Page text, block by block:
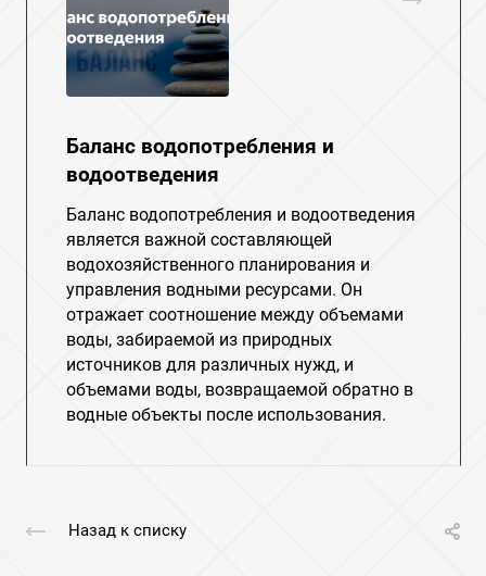
Баланс водопотребления и
водоотведения
Баланс водопотребления и водоотведения
является важной составляющей
водохозяйственного планирования и
управления водными ресурсами. Он
отражает соотношение между объемами
воды, забираемой из природных
источников для различных нужд, и
объемами воды, возвращаемой обратно в
водные объекты после использования.
Назад к списку